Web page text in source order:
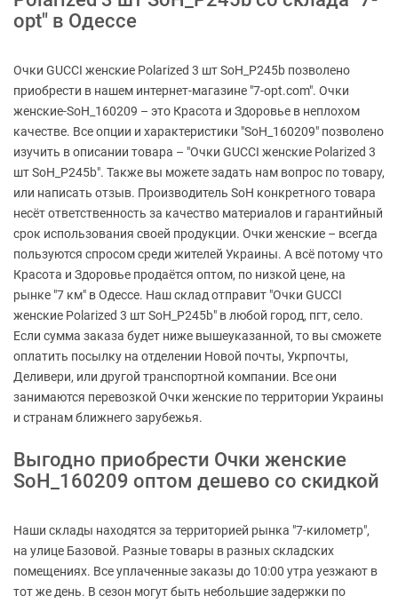
opt" в Одессе
Очки GUCCI женские Polarized 3 шт SoH_P245b позволено
приобрести в нашем интернет-магазине "7-opt.com". Очки
женские-SoH_160209 – это Красота и Здоровье в неплохом
качестве. Все опции и характеристики "SoH_160209" позволено
изучить в описании товара – "Очки GUCCI женские Polarized 3
шт SoH_P245b". Также вы можете задать нам вопрос по товару,
или написать отзыв. Производитель SoH конкретного товара
несёт ответственность за качество материалов и гарантийный
срок использования своей продукции. Очки женские – всегда
пользуются спросом среди жителей Украины. А всё потому что
Красота и Здоровье продаётся оптом, по низкой цене, на
рынке "7 км" в Одессе. Наш склад отправит "Очки GUCCI
женские Polarized 3 шт SoH_P245b" в любой город, пгт, село.
Если сумма заказа будет ниже вышеуказанной, то вы сможете
оплатить посылку на отделении Новой почты, Укрпочты,
Деливери, или другой транспортной компании. Все они
занимаются перевозкой Очки женские по территории Украины
и странам ближнего зарубежья.
Выгодно приобрести Очки женские
SoH_160209 оптом дешево со скидкой
Наши склады находятся за территорией рынка "7-километр",
на улице Базовой. Разные товары в разных складских
помещениях. Все уплаченные заказы до 10:00 утра уезжают в
тот же день. В сезон могут быть небольшие задержки по